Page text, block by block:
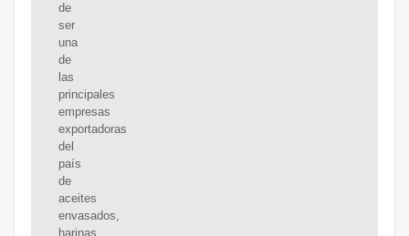
de
ser
una
de
las
principales
empresas
exportadoras
del
país
de
aceites
envasados,
harinas